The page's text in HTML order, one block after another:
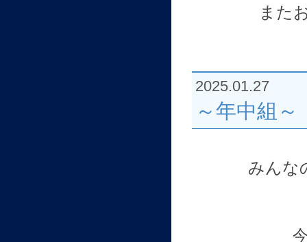
また
2025.01.27
～年中組～
みんな